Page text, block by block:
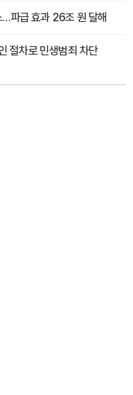
…파급 효과 26조 원 달해
절차로 민생범죄 차단